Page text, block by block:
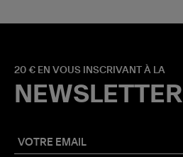
20 € EN VOUS INSCRIVANT À LA
NEWSLETTER